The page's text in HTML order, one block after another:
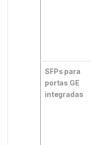
SFPs para
portas GE
integradas